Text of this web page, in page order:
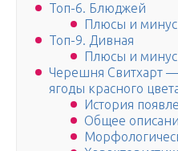
Топ-6. Блюджей
Плюсы и
Топ-9. Дивная
Плюсы и
Черешня Свитхарт
ягоды красного
История
Общее